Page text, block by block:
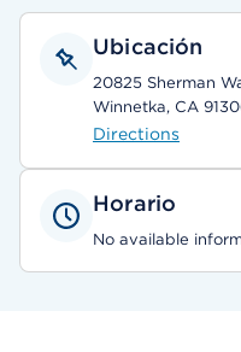
Ubicación
20825 Sherman
Winnetka, CA
Directions
Horario
No available